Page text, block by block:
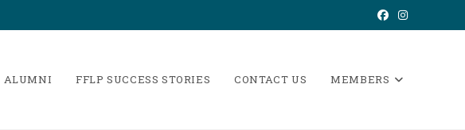
ALUMNI FFLP SUCCESS STORIES CONTACT US MEMBERS